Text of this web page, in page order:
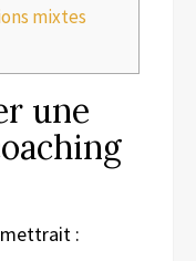
mixtes
une
: